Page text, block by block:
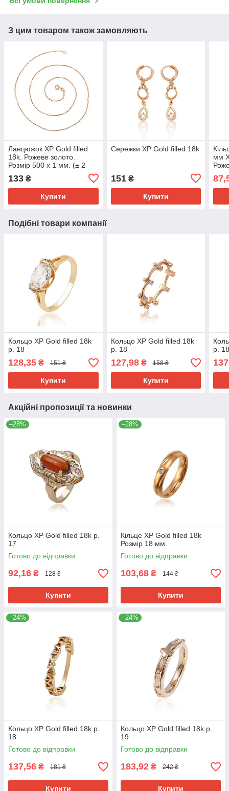
З цим товаром також замовляють
Ланцюжок ХР Gold filled
18k. Рожеве золото.
Розмір 500 х 1 мм. (± 2
133 ₴
Купити
Сережки ХР Gold filled 18k
151₴
Купити
мм
Подібні товари компанії
Кольцо ХР Gold filled 18k
р. 18
128,35 ₴ 151 ₴
Купити
Кольцо ХР Gold filled 18k
р. 18
127,98₴ 158 ₴
Купити
р.
Акційні пропозиції та новинки
–28%
Кольцо ХР Gold filled 18k р.
17
Готово до відправки
92,16 ₴ 128 ₴
Купити
–28%
Кільце ХР Gold filled 18k
Розмір 18 мм.
Готово до відправки
103,68 ₴ 144 ₴
Купити
–24%
Кольцо ХР Gold filled 18k р.
18
Готово до відправки
137,56 ₴ 181 ₴
Купити
–24%
Кольцо ХР Gold filled 18k р.
19
Готово до відправки
183,92 ₴ 242 ₴
Купити